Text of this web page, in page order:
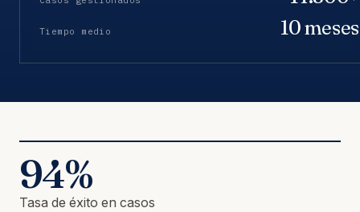
Tiempo medio 10 meses
94%
Tasa de éxito en casos